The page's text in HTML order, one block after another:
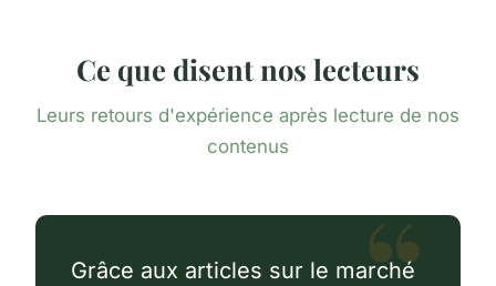
Ce que disent nos lecteurs
Leurs retours d'expérience après lecture de nos
contenus
Grâce aux articles sur le marché